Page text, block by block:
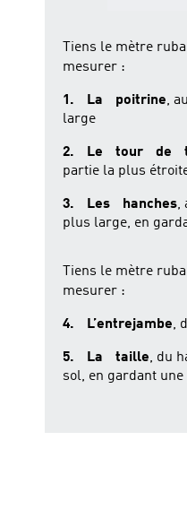
Tiens le mètre
mesurer :
1. La poitrine,
large
2. Le tour de
partie la plus
3. Les hanches,
plus large, en
Tiens le mètre
mesurer :
4. L’entrejambe,
5. La taille, du
sol, en gardant